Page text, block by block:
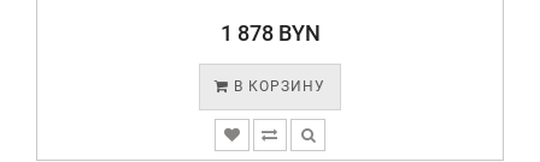
1 878 BYN
В КОРЗИНУ